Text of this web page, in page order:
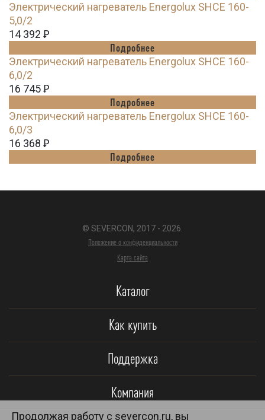
Электрический нагреватель Energolux SHCE 160-
5,0/2
14 392 Ꝑ
Подробнее
Электрический нагреватель Energolux SHCE 160-
6,0/2
16 745Ꝑ
Подробнее
Электрический нагреватель Energolux SHCE 160-
6,0/3
16 368 Ꝑ
Подробнее
© SEVERCON, 2017 - 2026.
Положение о конфиденциальности
Карта сайта
Каталог
Как купить
Поддержка
Компания
Продолжая работу с severcon.ru, вы